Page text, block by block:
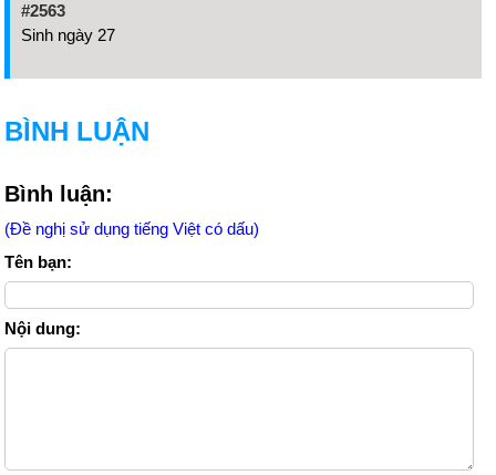
#2563
Sinh ngày 27
BÌNH LUẬN
Bình luận:
(Đề nghị sử dụng tiếng Việt có dấu)
Tên bạn:
Nội dung: